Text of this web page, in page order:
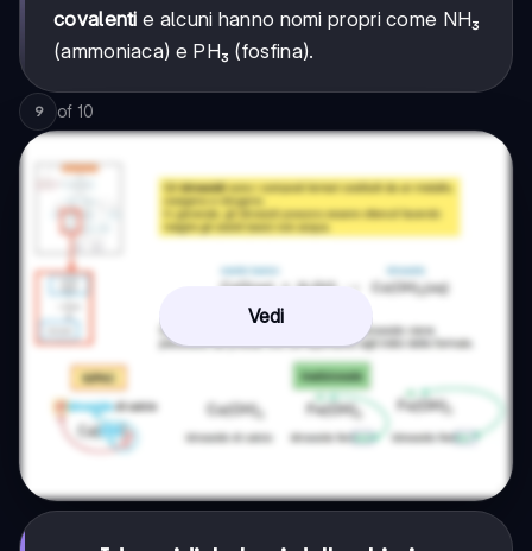
covalenti e alcuni hanno nomi propri come NH₃
(ammoniaca) e PH₃ (fosfina).
9 of 10
Vedi